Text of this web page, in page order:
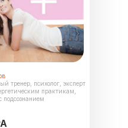
тренер, психолог, эксперт
практикам,
подсознанием